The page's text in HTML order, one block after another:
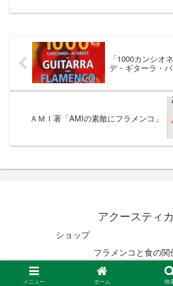
「1000カンシオ
デ・ギターラ・
ＡＭＩ著「AMIの素敵にフラメンコ」
アクースティカ
ショップ
フラメンコと食の関
© 2020 アクースティ
メニュー ホーム 検